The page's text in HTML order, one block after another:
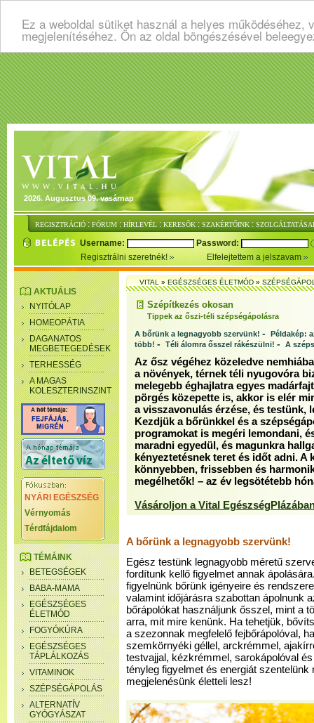
Ez a weboldal sütiket használ a helyes
megjelenítéséhez. Ön az oldal böngészésével
2026. Augusztus 09. vasárnap
REGISZTRÁCIÓ : FÓRUM : HÍRLEVÉL : KERESŐK : SZAKÉRTŐINK :
Username:
Password:
Regisztrálni szeretnék!
Elfelejtettem a jelszavam
AKTUÁLIS
NYITÓLAP
HOMEOPÁTIA
DAGANATOS
MEGBETEGEDÉSEK
TERHESSÉG
A MAGAS
KOLESZTERINSZINT
NYÁRI EGÉSZSÉG
Vérnyomás
Térdfájdalom
TÉMÁINK
BETEGSÉGEK
BABA-MAMA
EGÉSZSÉGES
ÉLETMÓD
FOGYÓKÚRA
EGÉSZSÉGES
TÁPLÁLKOZÁS
VITAMINOK
SZÉPSÉGÁPOLÁS
ALTERNATÍV
GYÓGYÁSZAT
VITAL»EGÉSZSÉGES ÉLETMÓD»
Szépítkezés okosan
Tippek az őszi-téli szépségápolásra
A bőrünk a legnagyobb szervünk! - Példakép:
több! - Téli álomra ősszel rákészülni! - A
Az ősz végéhez közeledve
a növények, térnek téli nyugovóra
melegebb éghajlatra egyes
pörgés közepette is, akkor is elér
a visszavonulás érzése, és testünk,
Kezdjük a bőrünkkel és a
programokat is megéri lemondani,
maradni egyedül, és magunkra
kényeztetésnek teret és időt adni. A
könnyebben, frissebben és
megélhetők! – az év legsötétebb
Vásároljon a Vital
A bőrünk a legnagyobb szervünk!
Egész testünk legnagyobb méretű
fordítunk kellő figyelmet annak
figyelnünk bőrünk igényeire és
valamint időjárásra szabottan ápolnunk
bőrápolókat használjunk ősszel, mint a
arra, mit mire kenünk. Ha tehetjük,
a szezonnak megfelelő fejbőrápolóval,
szemkörnyéki géllel, arckrémmel,
testvajjal, kézkrémmel, sarokápolóval
tényleg figyelmet és energiát
megjelenésünk életteli lesz!